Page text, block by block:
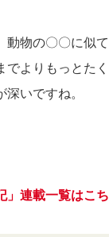
動物の〇〇に似
でよりもっとた
いですね。
」連載一覧はこ